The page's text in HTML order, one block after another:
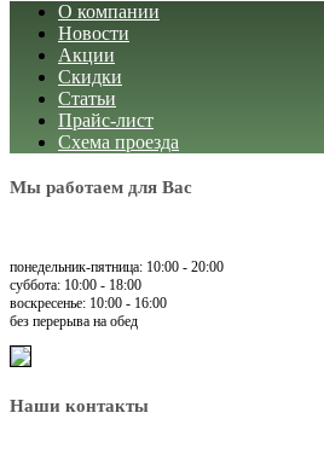
О компании
Новости
Акции
Скидки
Статьи
Прайс-лист
Схема проезда
Мы работаем для Вас
понедельник-пятница: 10:00 - 20:00
суббота: 10:00 - 18:00
воскресенье: 10:00 - 16:00
без перерыва на обед
Наши контакты